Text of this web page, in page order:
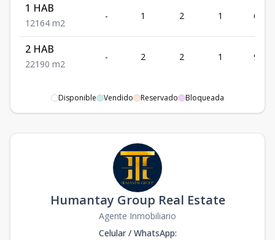
1 HAB
1 21 64 m2
- 1 2 1 64
2 HAB
221 90 m2
- 2 2 1 90
Disponible Vendido Reservado Bloqueada
Humantay Group Real Estate
Agente Inmobiliario
Celular / WhatsApp: